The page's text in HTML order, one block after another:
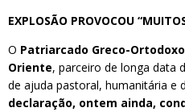
EXPLOSÃO PROVOCOU
O Patriarcado Greco-
Oriente, parceiro de longa data
de ajuda pastoral, humanitária e
declaração, ontem ainda,